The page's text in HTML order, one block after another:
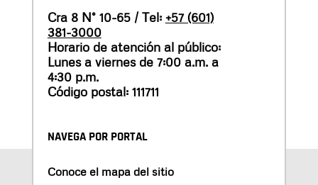
Cra 8 N° 10-65 / Tel: +57 (601)
381-3000
Horario de atención al público:
Lunes a viernes de 7:00 a.m. a
4:30 p.m.
Código postal: 111711
NAVEGA POR PORTAL
Conoce el mapa del sitio